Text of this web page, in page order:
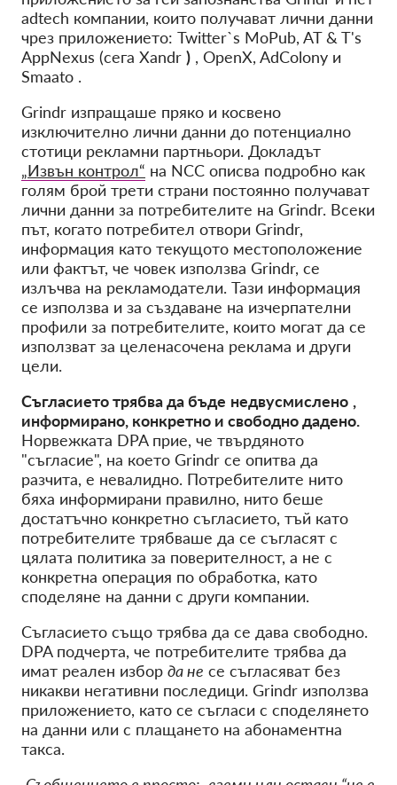
adtech компании, които получават лични данни
чрез приложението: Twitter`s MoPub, AT & T's
AppNexus (сега Xandr ) , OpenX, AdColony и
Smaato .
Grindr изпращаше пряко и косвено
изключително лични данни до потенциално
стотици рекламни партньори. Докладът
„Извън контрол“ на NCC описва подробно как
голям брой трети страни постоянно получават
лични данни за потребителите на Grindr. Всеки
път, когато потребител отвори Grindr,
информация като текущото местоположение
или фактът, че човек използва Grindr, се
излъчва на рекламодатели. Тази информация
се използва и за създаване на изчерпателни
профили за потребителите, които могат да се
използват за целенасочена реклама и други
цели.
Съгласието трябва да бъде недвусмислено ,
информирано, конкретно и свободно дадено.
Норвежката DPA прие, че твърдяното
"съгласие", на което Grindr се опитва да
разчита, е невалидно. Потребителите нито
бяха информирани правилно, нито беше
достатъчно конкретно съгласието, тъй като
потребителите трябваше да се съгласят с
цялата политика за поверителност, а не с
конкретна операция по обработка, като
споделяне на данни с други компании.
Съгласието също трябва да се дава свободно.
DPA подчерта, че потребителите трябва да
имат реален избор да не се съгласяват без
никакви негативни последици. Grindr използва
приложението, като се съгласи с споделянето
на данни или с плащането на абонаментна
такса.